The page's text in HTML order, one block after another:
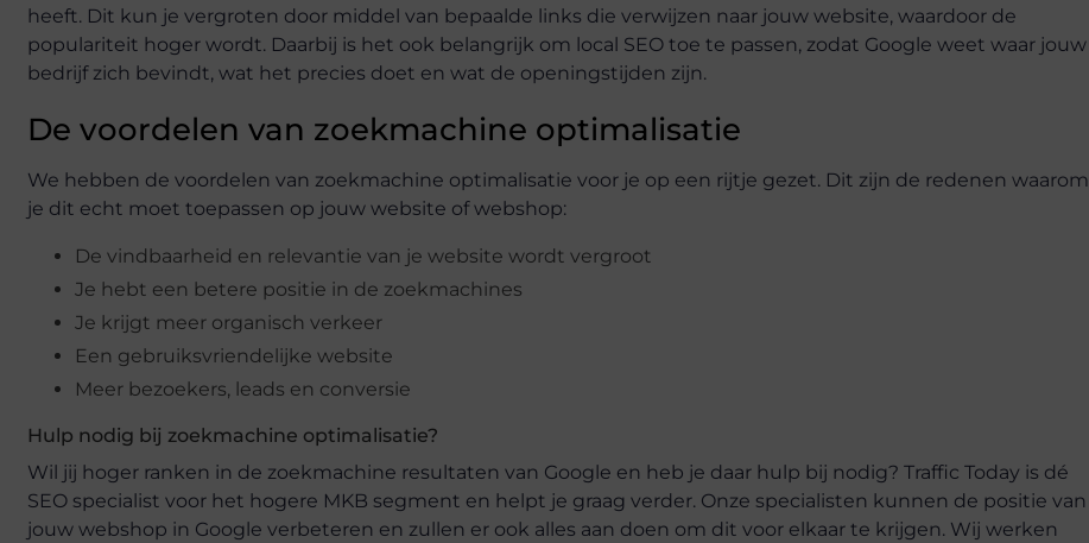
heeft. Dit kun je vergroten door middel van bepaalde links die verwijzen naar jouw website, waardoor de
populariteit hoger wordt. Daarbij is het ook belangrijk om local SEO toe te passen, zodat Google weet waar jouw
bedrijf zich bevindt, wat het precies doet en wat de openingstijden zijn.
De voordelen van zoekmachine optimalisatie
We hebben de voordelen van zoekmachine optimalisatie voor je op een rijtje gezet. Dit zijn de redenen waarom
je dit echt moet toepassen op jouw website of webshop:
De vindbaarheid en relevantie van je website wordt vergroot
Je hebt een betere positie in de zoekmachines
Je krijgt meer organisch verkeer
Een gebruiksvriendelijke website
Meer bezoekers, leads en conversie
Hulp nodig bij zoekmachine optimalisatie?
Wil jij hoger ranken in de zoekmachine resultaten van Google en heb je daar hulp bij nodig? Traffic Today is dé
SEO specialist voor het hogere MKB segment en helpt je graag verder. Onze specialisten kunnen de positie van
jouw webshop in Google verbeteren en zullen er ook alles aan doen om dit voor elkaar te krijgen. Wij werken